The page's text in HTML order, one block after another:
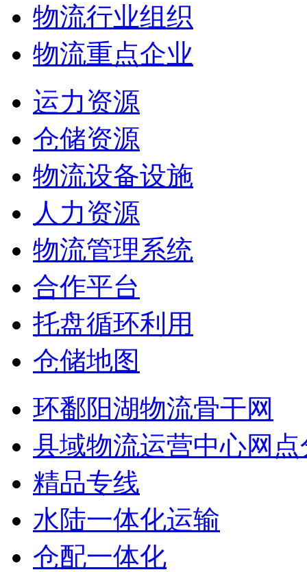
物流行业组织
物流重点企业
运力资源
仓储资源
物流设备设施
人力资源
物流管理系统
合作平台
托盘循环利用
仓储地图
环鄱阳湖物流骨干网
县域物流运营中心网点
精品专线
水陆一体化运输
仓配一体化